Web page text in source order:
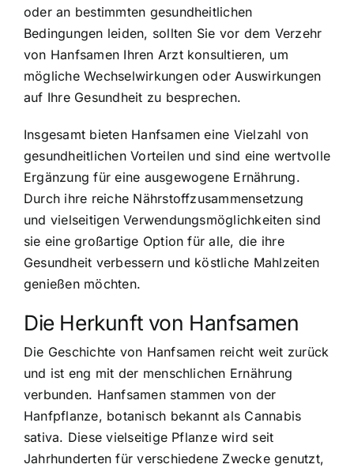
oder an bestimmten gesundheitlichen
Bedingungen leiden, sollten Sie vor dem Verzehr
von Hanfsamen Ihren Arzt konsultieren, um
mögliche Wechselwirkungen oder Auswirkungen
auf Ihre Gesundheit zu besprechen.
Insgesamt bieten Hanfsamen eine Vielzahl von
gesundheitlichen Vorteilen und sind eine wertvolle
Ergänzung für eine ausgewogene Ernährung.
Durch ihre reiche Nährstoffzusammensetzung
und vielseitigen Verwendungsmöglichkeiten sind
sie eine großartige Option für alle, die ihre
Gesundheit verbessern und köstliche Mahlzeiten
genießen möchten.
Die Herkunft von Hanfsamen
Die Geschichte von Hanfsamen reicht weit zurück
und ist eng mit der menschlichen Ernährung
verbunden. Hanfsamen stammen von der
Hanfpflanze, botanisch bekannt als Cannabis
sativa. Diese vielseitige Pflanze wird seit
Jahrhunderten für verschiedene Zwecke genutzt,